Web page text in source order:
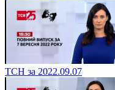
ТСН за 2022.09.07